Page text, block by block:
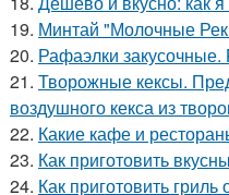
19. Минтай "Молочные
20. Рафаэлки закусочные.
21. Творожные кексы.
воздушного кекса из
22. Какие кафе и
23. Как приготовить
24. Как приготовить